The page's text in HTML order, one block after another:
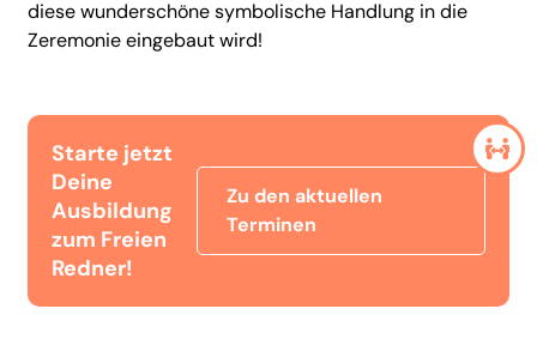
diese wunderschöne symbolische Handlung in die
Zeremonie eingebaut wird!
Starte jetzt
Deine
Ausbildung
zum Freien
Redner!
Zu den aktuellen
Terminen